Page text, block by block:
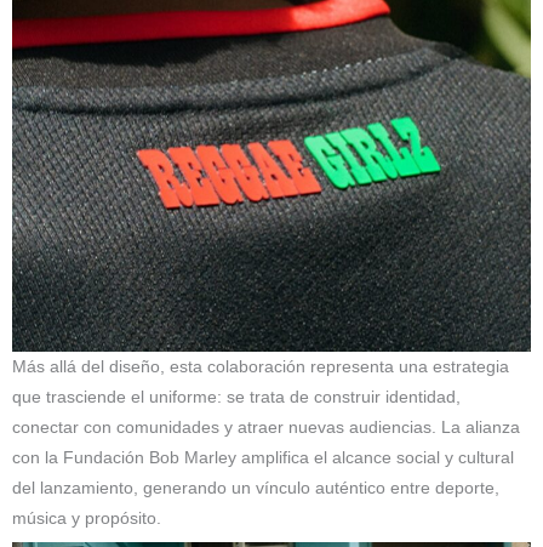
Más allá del diseño, esta colaboración representa una estrategia
que trasciende el uniforme: se trata de construir identidad,
conectar con comunidades y atraer nuevas audiencias. La alianza
con la Fundación Bob Marley amplifica el alcance social y cultural
del lanzamiento, generando un vínculo auténtico entre deporte,
música y propósito.